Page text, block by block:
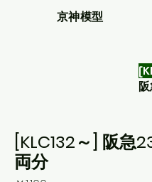
京神模型
[KLC132～] 阪
両分